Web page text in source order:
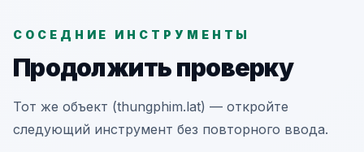
СОСЕДНИЕ ИНСТРУМЕНТЫ
Продолжить проверку
Тот же объект (thungphim.lat) — откройте
следующий инструмент без повторного ввода.